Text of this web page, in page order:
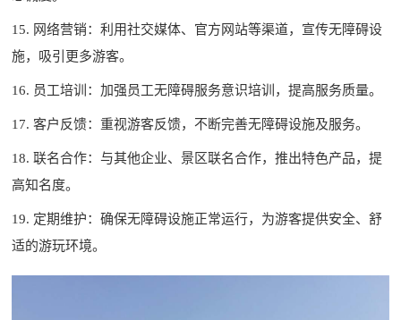
15. 网络营销：利用社交媒体、官方网站等渠道，宣传无障碍设
施，吸引更多游客。
16. 员工培训：加强员工无障碍服务意识培训，提高服务质量。
17. 客户反馈：重视游客反馈，不断完善无障碍设施及服务。
18. 联名合作：与其他企业、景区联名合作，推出特色产品，提
高知名度。
19. 定期维护：确保无障碍设施正常运行，为游客提供安全、舒
适的游玩环境。